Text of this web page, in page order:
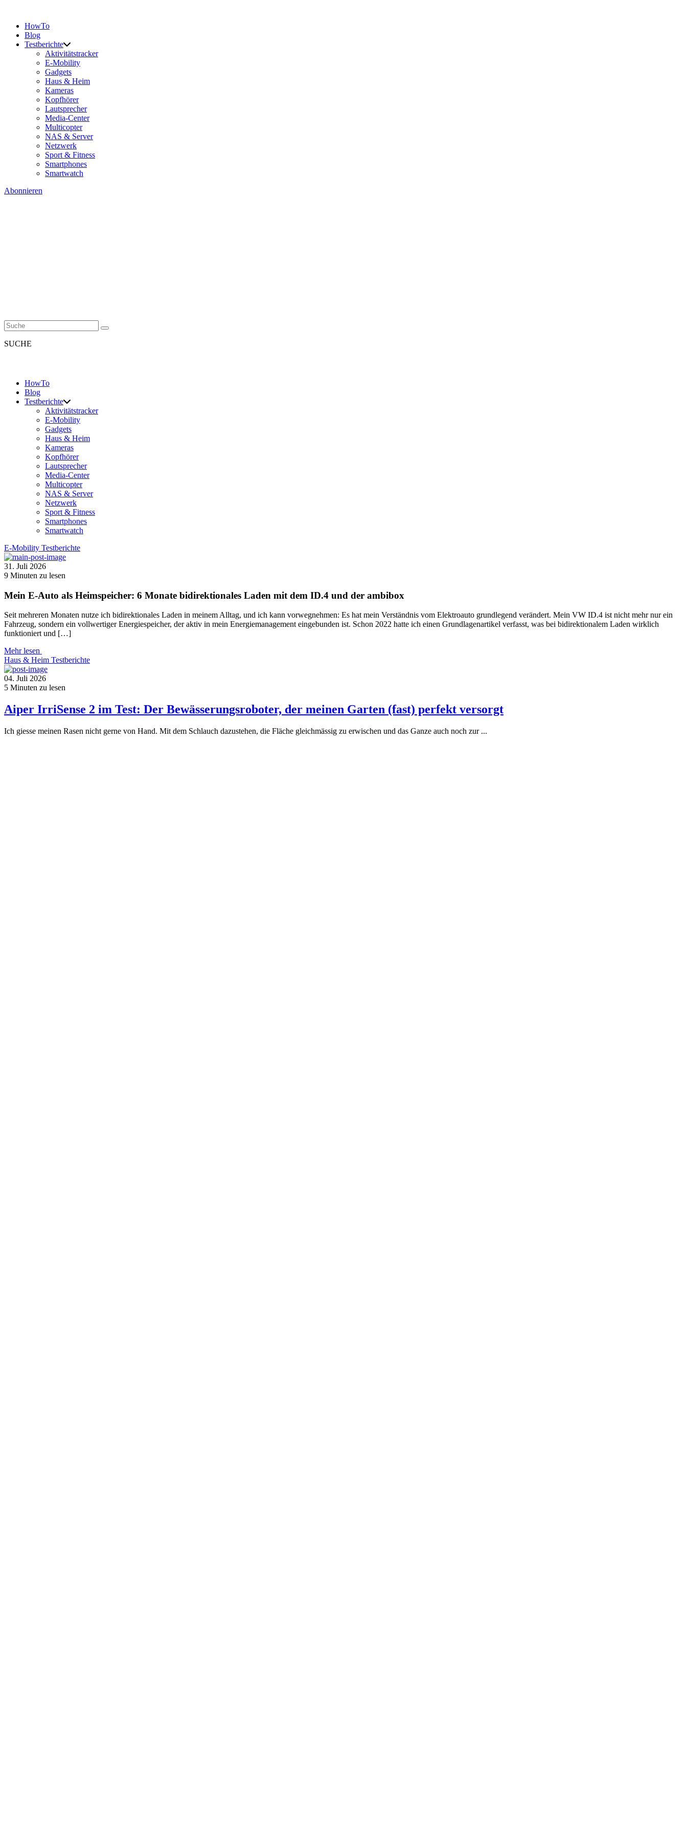
HowTo
Blog
Testberichte
Aktivitätstracker
E-Mobility
Gadgets
Haus & Heim
Kameras
Kopfhörer
Lautsprecher
Media-Center
Multicopter
NAS & Server
Netzwerk
Sport & Fitness
Smartphones
Smartwatch
Abonnieren
SUCHE
HowTo
Blog
Testberichte
Aktivitätstracker
E-Mobility
Gadgets
Haus & Heim
Kameras
Kopfhörer
Lautsprecher
Media-Center
Multicopter
NAS & Server
Netzwerk
Sport & Fitness
Smartphones
Smartwatch
E-Mobility Testberichte
31. Juli 2026
9 Minuten zu lesen
Mein E-Auto als Heimspeicher: 6 Monate bidirektionales Laden mit dem ID.4 und der ambibox
Seit mehreren Monaten nutze ich bidirektionales Laden in meinem Alltag, und ich kann vorwegnehmen: Es hat mein Verständnis vom Elektroauto grundlegend verändert. Mein VW ID.4 ist nicht mehr nur ein
Fahrzeug, sondern ein vollwertiger Energiespeicher, der aktiv in mein Energiemanagement eingebunden ist. Schon 2022 hatte ich einen Grundlagenartikel verfasst, was bei bidirektionalem Laden wirklich
funktioniert und […]
Mehr lesen
Haus & Heim Testberichte
04. Juli 2026
5 Minuten zu lesen
Aiper IrriSense 2 im Test: Der Bewässerungsroboter, der meinen Garten (fast) perfekt versorgt
Ich giesse meinen Rasen nicht gerne von Hand. Mit dem Schlauch dazustehen, die Fläche gleichmässig zu erwischen und das Ganze auch noch zur ...